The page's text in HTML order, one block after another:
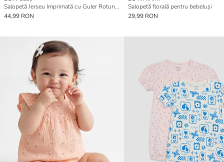
Salopetă Jerseu Imprimată cu Guler Rotund pentru Fetițe
44,99 RON
Salopetă florală pentru bebeluși
29,99 RON